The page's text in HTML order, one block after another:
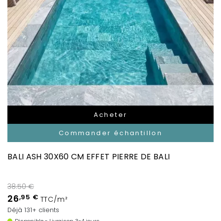
Acheter
Commander échantillon
BALI ASH 30X60 CM EFFET PIERRE DE BALI
38.50 €
26,95 € TTC/m²
Déjà 131+ clients